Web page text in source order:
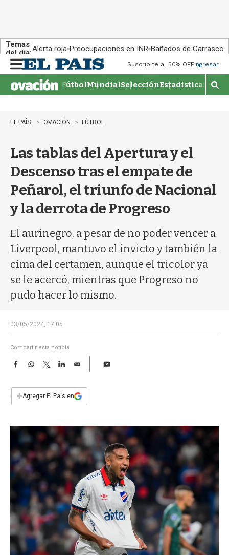
Temas
del día:Alerta roja Preocupaciones en INR Bañados de Carrasco
n
u
Suscribite al 50% OFFIngresar
FútbolMundialSelecciónEstadisticas
M
o
q
a
EL PAÍS OVACIÓN FÚTBOL
Las tablas del Apertura y el
Descenso tras el empate de
Peñarol, el triunfo de Nacional
y la derrota de Progreso
El aurinegro, a pesar de no poder vencer a
Liverpool, mantuvo el invicto y también la
cima del certamen, aunque el tricolor ya
se le acercó, mientras que Progreso no
pudo hacer lo mismo.
03/05/2024, 17:05
Compartir esta noticia
F
e
b
k
W
s
p
T
w
t
L
E
i
l
+Agregar El País en